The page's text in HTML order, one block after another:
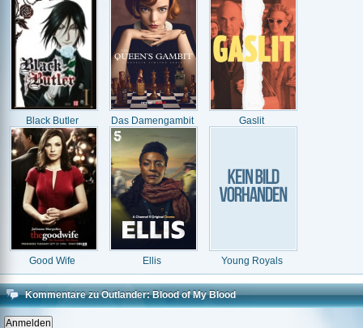
Black Butler Das Damengambit Gaslit
Good Wife Ellis Young Royals
Kommentare zu Outlander: Blood of My Blood